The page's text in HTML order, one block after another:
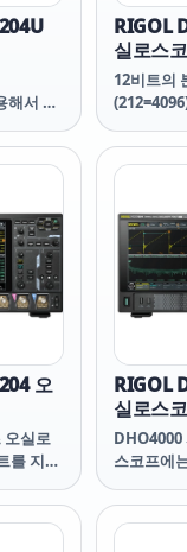
해서 신
RIGOL
실로스
12비트의
인이 가능
오
오실로
를 지원
장착
통해 8
RIGOL
실로스
스코프에
되어 있습